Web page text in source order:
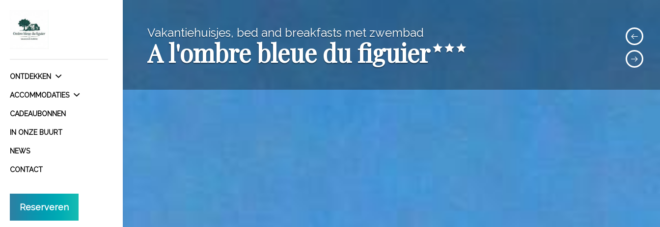
ONTDEKKEN
ACCOMMODATIES
CADEAUBONNEN
IN ONZE BUURT
NEWS
CONTACT
Reserveren
Vakantiehuisjes, bed and breakfasts met zwembad
A l'ombre bleue du figuier